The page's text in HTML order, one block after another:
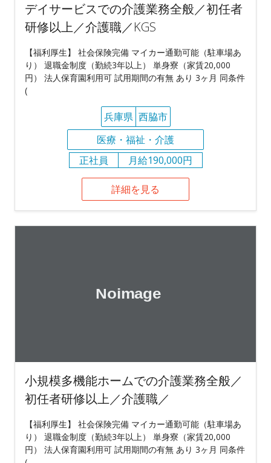
デイサービスでの介護業務全般／初任者
研修以上／介護職／KGS
【福利厚生】 社会保険完備 マイカー通勤可能（駐車場あ
り） 退職金制度（勤続3年以上） 単身寮（家賃20,000
円） 法人保育園利用可 試用期間の有無 あり 3ヶ月 同条件
(
兵庫県 西脇市
医療・福祉・介護
正社員
月給190,000円
詳細を見る
小規模多機能ホームでの介護業務全般／
初任者研修以上／介護職／
【福利厚生】 社会保険完備 マイカー通勤可能（駐車場あ
り） 退職金制度（勤続3年以上） 単身寮（家賃20,000
円） 法人保育園利用可 試用期間の有無 あり 3ヶ月 同条件